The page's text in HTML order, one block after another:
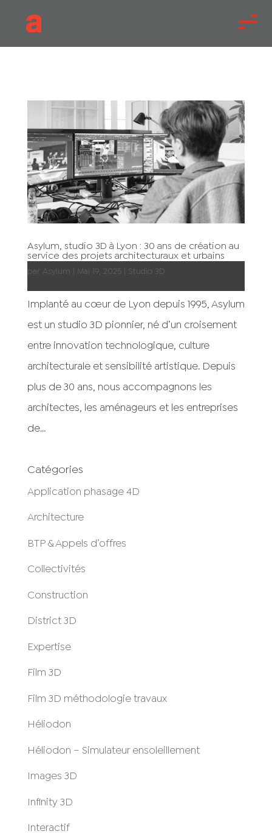
Asylum, studio 3D à Lyon : 30 ans de création au
service des projets architecturaux et urbains
par Asylum Mai 19, 2025| Studio 3D
Implanté au cœur de Lyon depuis 1995, Asylum
est un studio 3D pionnier, né d’un croisement
entre innovation technologique, culture
architecturale et sensibilité artistique. Depuis
plus de 30 ans, nous accompagnons les
architectes, les aménageurs et les entreprises
de...
Catégories
Application phasage 4D
Architecture
BTP & Appels d’offres
Collectivités
Construction
District 3D
Expertise
Film 3D
Film 3D méthodologie travaux
Héliodon
Héliodon – Simulateur ensoleillement
Images 3D
Infinity 3D
Interactif